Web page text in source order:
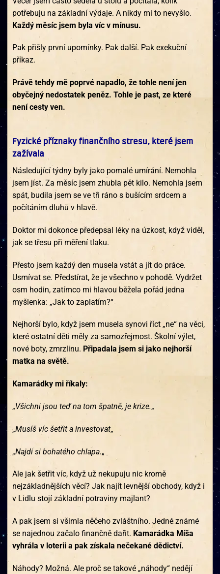
potřebuju na základní výdaje. A nikdy mi to nevyšlo.
Každý měsíc jsem byla víc v mínusu.
Pak přišly první upomínky. Pak další. Pak exekuční
příkaz.
Právě tehdy mě poprvé napadlo, že tohle není jen
obyčejný nedostatek peněz. Tohle je past, ze které
není cesty ven.
Fyzické příznaky finančního stresu, které jsem
zažívala
Následující týdny byly jako pomalé umírání. Nemohla
jsem jíst. Za měsíc jsem zhubla pět kilo. Nemohla jsem
spát, budila jsem se ve tři ráno s bušícím srdcem a
počítáním dluhů v hlavě.
Doktor mi dokonce předepsal léky na úzkost, když viděl,
jak se třesu při měření tlaku.
Přesto jsem každý den musela vstát a jít do práce.
Usmívat se. Předstírat, že je všechno v pohodě. Vydržet
osm hodin, zatímco mi hlavou běžela pořád jedna
myšlenka: „Jak to zaplatím?“
Nejhorší bylo, když jsem musela synovi říct „ne“ na věci,
které ostatní děti měly za samozřejmost. Školní výlet,
nové boty, zmrzlinu. Připadala jsem si jako nejhorší
matka na světě.
Kamarádky mi říkaly:
„Všichni jsou teď na tom špatně, je krize.„
„Musíš víc šetřit a investovat„
„Najdi si bohatého chlapa.„
Ale jak šetřit víc, když už nekupuju nic kromě
nejzákladnějších věcí? Jak najít levnější obchody, když i
v Lidlu stojí základní potraviny majlant?
A pak jsem si všimla něčeho zvláštního. Jedné známé
se najednou začalo finančně dařit. Kamarádka Míša
vyhrála v loterii a pak získala nečekané dědictví.
Náhody? Možná. Ale proč se takové „náhody“ nedějí